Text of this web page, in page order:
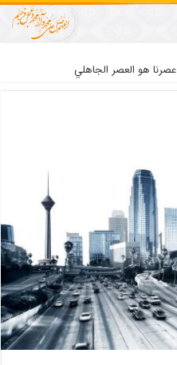
عصرنا هو العصر الجاهلي